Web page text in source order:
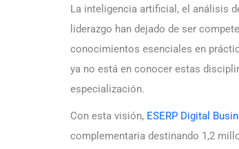
La inteligencia artificial, el análisis
liderazgo han dejado de ser
conocimientos esenciales en
ya no está en conocer estas
especialización.
Con esta visión, ESERP Digital
complementaria destinando 1,2